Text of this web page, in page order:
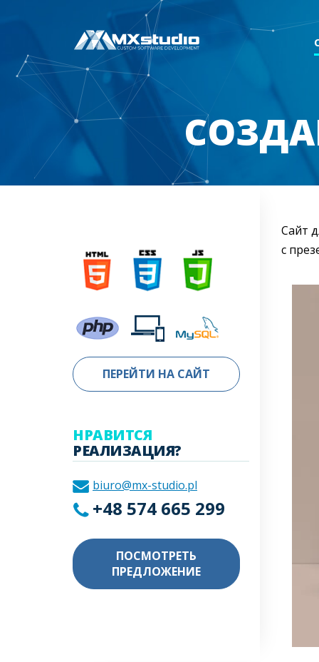
Сайт
с
ПЕРЕЙТИ НА САЙТ
НРАВИТСЯ
РЕАЛИЗАЦИЯ?
biuro@mx-studio.pl
+48 574 665 299
ПОСМОТРЕТЬ
ПРЕДЛОЖЕНИЕ